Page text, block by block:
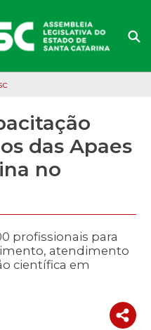
das Apaes
no
profissionais para
atendimento
científica em